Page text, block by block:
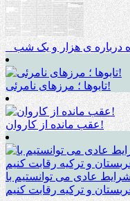
تابوها ؛ مرزهای نامرئی!
عقب مانده از کاروان!
عادی می توانستیم با
و ترکیه رقابت کنیم